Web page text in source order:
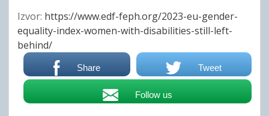
Izvor: https://www.edf-feph.org/2023-eu-gender-
equality-index-women-with-disabilities-still-left-
behind/
Share Tweet
Follow us